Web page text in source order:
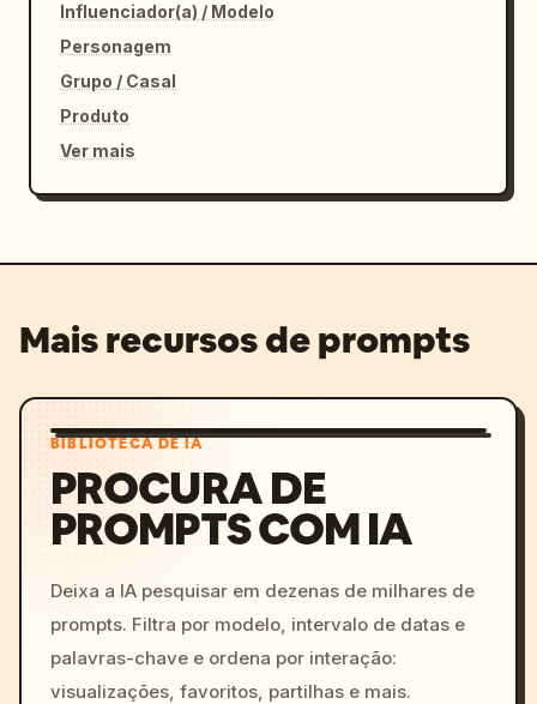
Influenciador(a) / Modelo
Personagem
Grupo / Casal
Produto
Ver mais
Mais recursos de prompts
BIBLIOTECA DE IA
PROCURA DE
PROMPTS COM IA
Deixa a IA pesquisar em dezenas de milhares de
prompts. Filtra por modelo, intervalo de datas e
palavras-chave e ordena por interação:
visualizações, favoritos, partilhas e mais.